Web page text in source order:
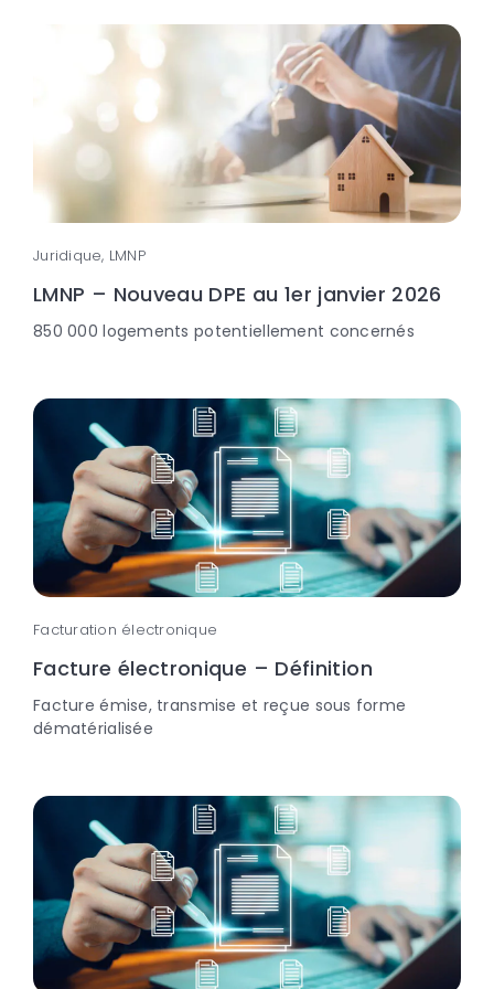
Juridique, LMNP
LMNP – Nouveau DPE au 1er janvier 2026
850 000 logements potentiellement concernés
Facturation électronique
Facture électronique – Définition
Facture émise, transmise et reçue sous forme
dématérialisée